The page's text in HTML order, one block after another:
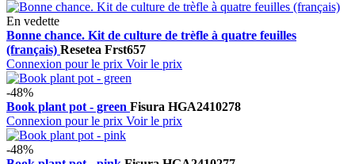
En vedette
Bonne chance. Kit de culture de trèfle à quatre feuilles
(français) Resetea Frst657
Connexion pour le prix Voir le prix
-48%
Book plant pot - green Fisura HGA2410278
Connexion pour le prix Voir le prix
-48%